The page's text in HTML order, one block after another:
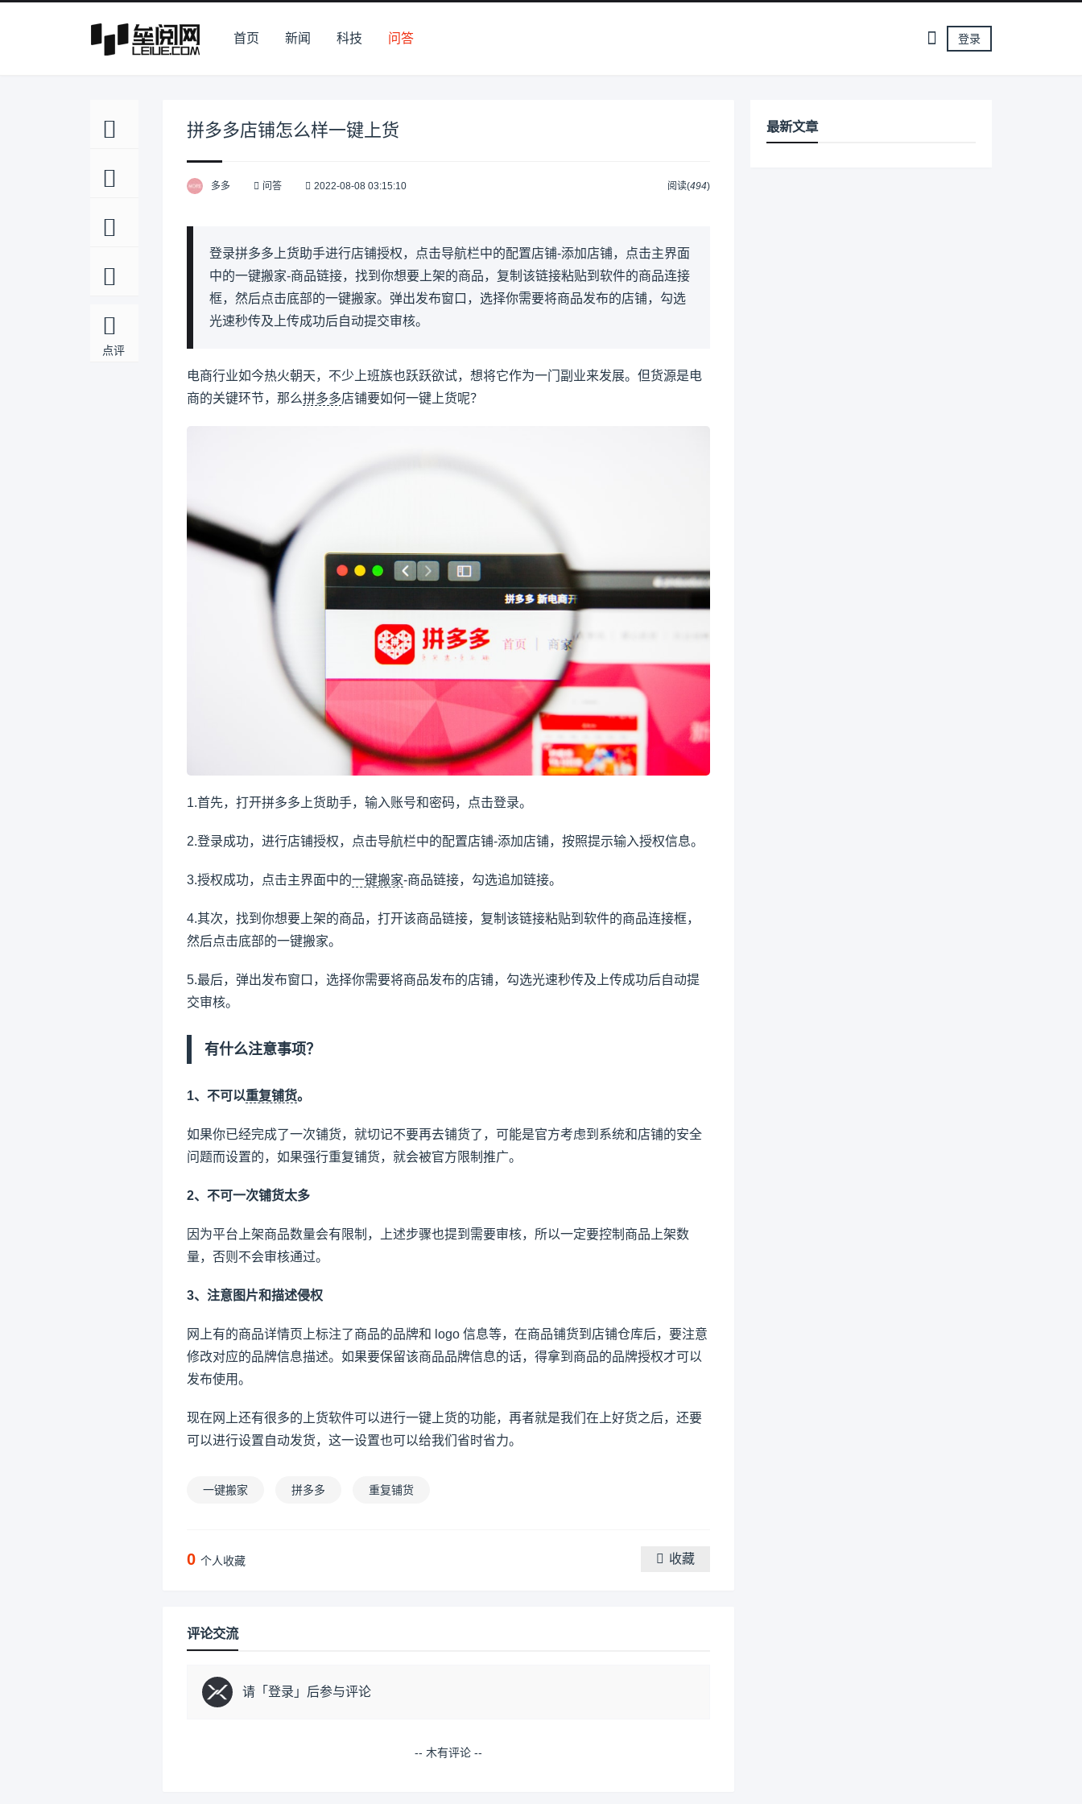
首页 新闻 科技 问答 登录
点评
拼多多店铺怎么样一键上货
多多 问答 2022-08-08 03:15:10 阅读(494)
登录拼多多上货助手进行店铺授权，点击导航栏中的配置店铺-添加店铺，点击主界面
中的一键搬家-商品链接，找到你想要上架的商品，复制该链接粘贴到软件的商品连接
框，然后点击底部的一键搬家。弹出发布窗口，选择你需要将商品发布的店铺，勾选
光速秒传及上传成功后自动提交审核。
电商行业如今热火朝天，不少上班族也跃跃欲试，想将它作为一门副业来发展。但货源是电
商的关键环节，那么拼多多店铺要如何一键上货呢？
1.首先，打开拼多多上货助手，输入账号和密码，点击登录。
2.登录成功，进行店铺授权，点击导航栏中的配置店铺-添加店铺，按照提示输入授权信息。
3.授权成功，点击主界面中的一键搬家-商品链接，勾选追加链接。
4.其次，找到你想要上架的商品，打开该商品链接，复制该链接粘贴到软件的商品连接框，
然后点击底部的一键搬家。
5.最后，弹出发布窗口，选择你需要将商品发布的店铺，勾选光速秒传及上传成功后自动提
交审核。
有什么注意事项？
1、不可以重复铺货。
如果你已经完成了一次铺货，就切记不要再去铺货了，可能是官方考虑到系统和店铺的安全
问题而设置的，如果强行重复铺货，就会被官方限制推广。
2、不可一次铺货太多
因为平台上架商品数量会有限制，上述步骤也提到需要审核，所以一定要控制商品上架数
量，否则不会审核通过。
3、注意图片和描述侵权
网上有的商品详情页上标注了商品的品牌和 logo 信息等，在商品铺货到店铺仓库后，要注意
修改对应的品牌信息描述。如果要保留该商品品牌信息的话，得拿到商品的品牌授权才可以
发布使用。
现在网上还有很多的上货软件可以进行一键上货的功能，再者就是我们在上好货之后，还要
可以进行设置自动发货，这一设置也可以给我们省时省力。
一键搬家 拼多多 重复铺货
0 个人收藏 收藏
评论交流
请「 登录 」后参与评论
-- 木有评论 --
最新文章